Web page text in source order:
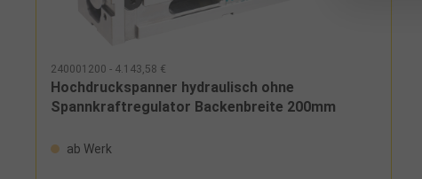
240001200 - 4.143,58 €
Hochdruckspanner hydraulisch ohne
Spannkraftregulator Backenbreite 200mm
ab Werk